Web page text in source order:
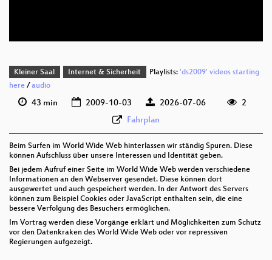
Kleiner Saal Internet & Sicherheit Playlists: 'ds2009' videos starting
here /audio
43 min 2009-10-03 2026-07-06
2
Fahrplan
Beim Surfen im World Wide Web hinterlassen wir ständig Spuren. Diese
können Aufschluss über unsere Interessen und Identität geben.
Bei jedem Aufruf einer Seite im World Wide Web werden verschiedene
Informationen an den Webserver gesendet. Diese können dort
ausgewertet und auch gespeichert werden. In der Antwort des Servers
können zum Beispiel Cookies oder JavaScript enthalten sein, die eine
bessere Verfolgung des Besuchers ermöglichen.
Im Vortrag werden diese Vorgänge erklärt und Möglichkeiten zum Schutz
vor den Datenkraken des World Wide Web oder vor repressiven
Regierungen aufgezeigt.